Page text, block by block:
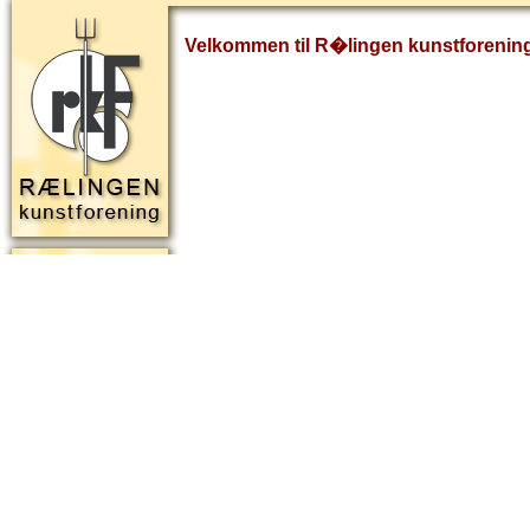
Velkommen til R�lingen